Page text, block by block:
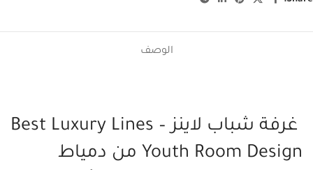
الوصف
غرفة شباب لاينز – Best Luxury Lines
Youth Room Design من دمياط